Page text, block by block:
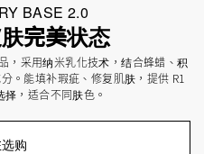
BASE 2.0
完美状态
，采用纳米乳化技术，结合蜂蜡、积
。能填补瑕疵、修复肌肤，提供 R1
，适合不同肤色。
购